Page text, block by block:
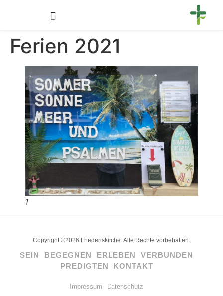
Ferien 2021
1
Copyright ©2026 Friedenskirche. Alle Rechte vorbehalten.
SEIN BEGEGNEN ERLEBEN
VERBUNDEN
PREDIGTEN
KONTAKT
Impressum Datenschutz